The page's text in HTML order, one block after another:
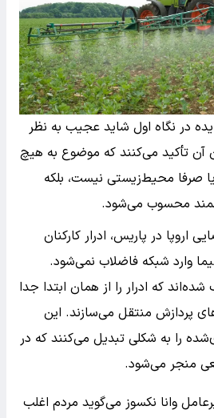
در نگاه اول شاید عجیب به نظر
آن تأکید می‌کنند که موضوع به هیچ
صرفا محیط‌زیستی نیست، بلکه
محسوب می‌شود.
اروپا در پاریس، ادرار کارکنان
وارد شبکه فاضلاب نمی‌شود.
که ادرار را از همان ابتدا جدا
پردازش منتقل می‌سازند. این
را به شکلی تبدیل می‌کنند که در
منجر می‌شود.
وانا نکسوز می‌گوید مردم اغلب